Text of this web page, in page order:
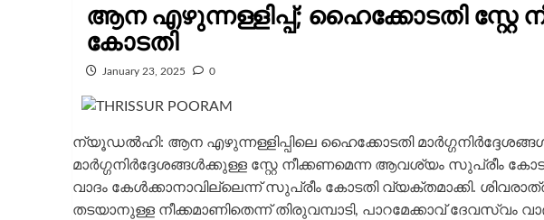
ആന എഴുന്നള്ളിപ്പ്; ഹൈക്കോടതി സ്റ്റേ
കോടതി
January 23, 2025 0
ന്യൂഡല്‍ഹി: ആന എഴുന്നള്ളിപ്പിലെ ഹൈക്കോടതി
മാര്‍ഗ്ഗനിര്‍ദ്ദേശങ്ങള്‍ക്കുള്ള സ്റ്റേ നീക്കണമെന്ന ആവശ്യം സുപ്രീം
വാദം കേള്‍ക്കാനാവില്ലെന്ന് സുപ്രീം കോടതി വ്യക്തമാക്കി.
തടയാനുള്ള നീക്കമാണിതെന്ന് തിരുവമ്പാടി, പാറമേക്കാവ് ദേവസ്വം